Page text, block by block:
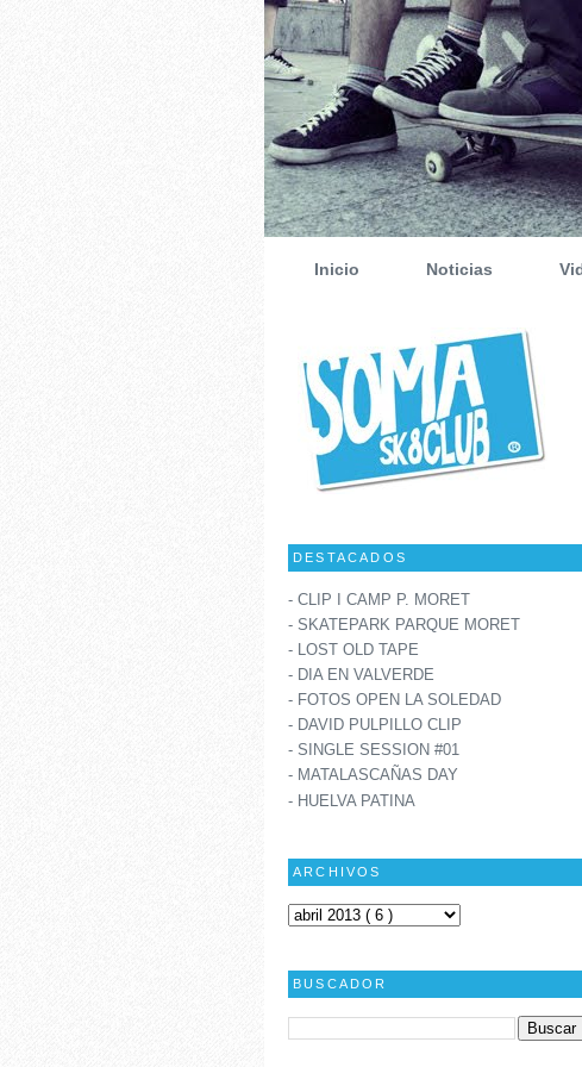
Inicio Noticias
DESTACADOS
- CLIP I CAMP P. MORET
- SKATEPARK PARQUE MORET
- LOST OLD TAPE
- DIA EN VALVERDE
- FOTOS OPEN LA SOLEDAD
- DAVID PULPILLO CLIP
- SINGLE SESSION #01
- MATALASCAÑAS DAY
- HUELVA PATINA
ARCHIVOS
BUSCADOR